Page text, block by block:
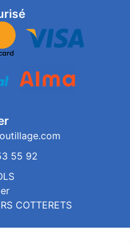
55 92
COTTERETS